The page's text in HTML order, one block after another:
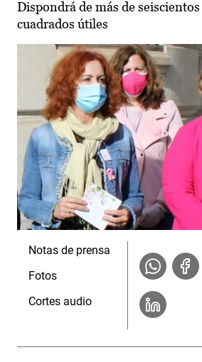
Dispondrá de más de
cuadrados útiles
Notas de prensa
Fotos
Cortes audio